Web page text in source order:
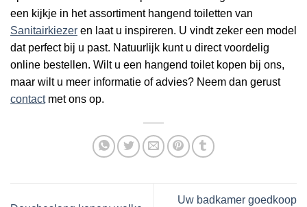
een kijkje in het assortiment hangend toiletten van
Sanitairkiezer en laat u inspireren. U vindt zeker een model
dat perfect bij u past. Natuurlijk kunt u direct voordelig
online bestellen. Wilt u een hangend toilet kopen bij ons,
maar wilt u meer informatie of advies? Neem dan gerust
contactmet ons op.
Uw badkamer goedkoop